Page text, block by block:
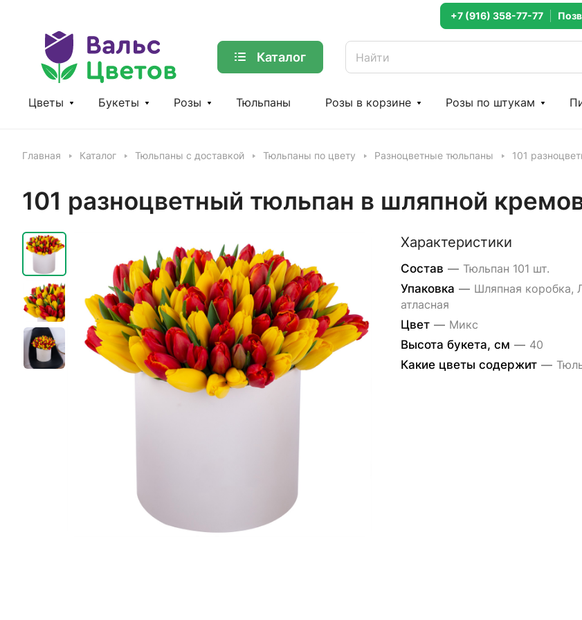
+7 (916) 358-77-77
Каталог
Цветы Букеты Розы Тюльпаны Розы в корзине Розы по штукам
Главная Каталог Тюльпаны с доставкой Тюльпаны по цвету Разноцветные тюльпаны 101
101 разноцветный тюльпан в шляпной
Характеристики
Состав — Тюльпан 101 шт.
Упаковка — Шляпная коробка,
атласная
Цвет — Микс
Высота букета, см — 40
Какие цветы содержит —